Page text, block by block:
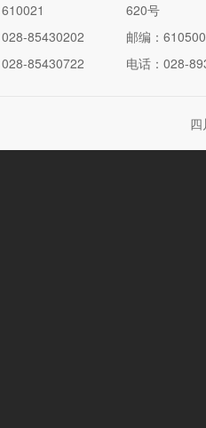
85430202
85430722
620号
邮编：610500
电话：028-